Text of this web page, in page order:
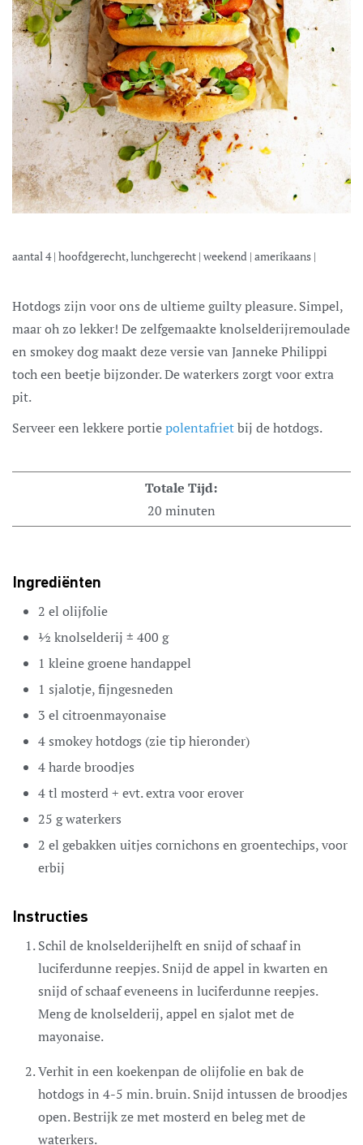
aantal 4| hoofdgerecht, lunchgerecht | weekend | amerikaans |
Hotdogs zijn voor ons de ultieme guilty pleasure. Simpel,
maar oh zo lekker! De zelfgemaakte knolselderijremoulade
en smokey dog maakt deze versie van Janneke Philippi
toch een beetje bijzonder. De waterkers zorgt voor extra
pit.
Serveer een lekkere portiepolentafrietbij de hotdogs.
Totale Tijd:
20 minuten
Ingrediënten
2 el olijfolie
½ knolselderij ± 400 g
1 kleine groene handappel
1 sjalotje,fijngesneden
3 el citroenmayonaise
4smokey hotdogs (zie tip hieronder)
4harde broodjes
4tl mosterd+ evt. extra voor erover
25 gwaterkers
2 el gebakken uitjes cornichons en groentechips,voor
erbij
Instructies
Schil de knolselderijhelft en snijd of schaaf in
luciferdunne reepjes. Snijd de appel in kwarten en
snijd of schaaf eveneens in luciferdunne reepjes.
Meng de knolselderij, appel en sjalot met de
mayonaise.
Verhit in een koekenpan de olijfolie en bak de
hotdogs in 4-5 min. bruin. Snijd intussen de broodjes
open. Bestrijk ze met mosterd en beleg met de
waterkers.